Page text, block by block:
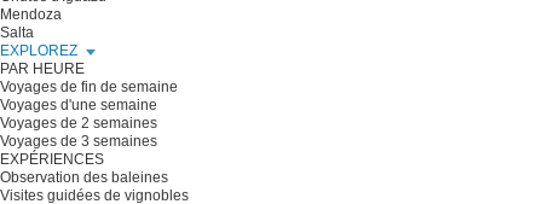
Mendoza
Salta
EXPLOREZ
PAR HEURE
Voyages de fin de semaine
Voyages d'une semaine
Voyages de 2 semaines
Voyages de 3 semaines
EXPÉRIENCES
Observation des baleines
Visites guidées de vignobles